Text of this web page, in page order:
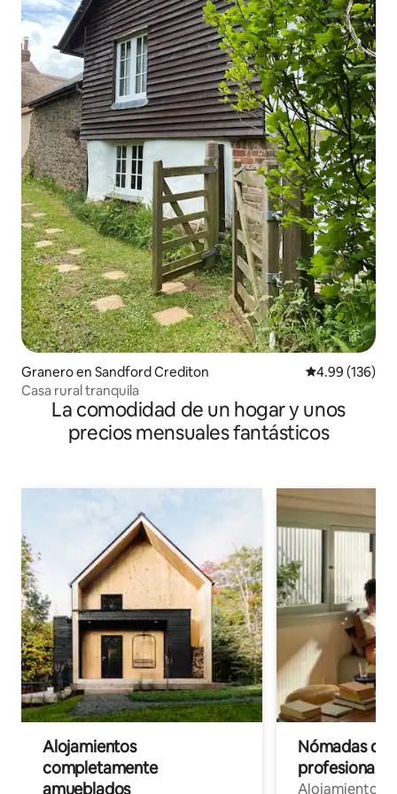
Granero en Sandford Crediton Calificación
4.99 (136)
Casa rural tranquila
La comodidad de un hogar y unos
precios mensuales fantásticos
Alojamientos
completamente
amueblados
Nómadas
Alojamientos